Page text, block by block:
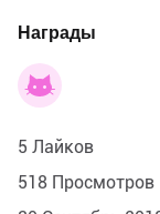
Награды
5 Лайков
518 Просмотров